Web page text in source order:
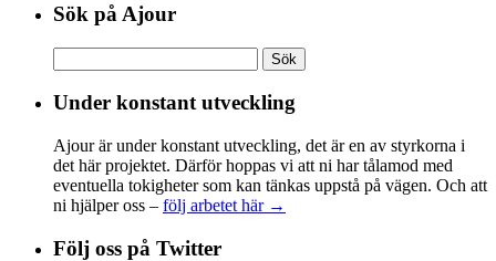
Sök på Ajour
efter:
Under konstant utveckling
Ajour är under konstant utveckling, det är en av styrkorna i
det här projektet. Därför hoppas vi att ni har tålamod med
eventuella tokigheter som kan tänkas uppstå på vägen. Och att
ni hjälper oss – följ arbetet här →
Följ oss på Twitter